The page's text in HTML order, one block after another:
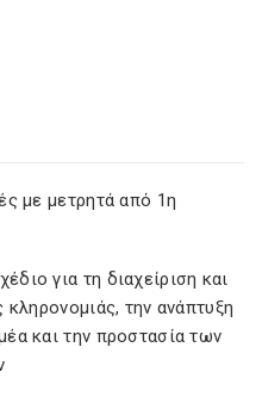
με μετρητά από 1η
για τη διαχείριση και
κληρονομιάς, την ανάπτυξη
και την προστασία των